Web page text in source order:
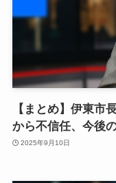
【まとめ】伊東市
から不信任、今後
2025年9月10日